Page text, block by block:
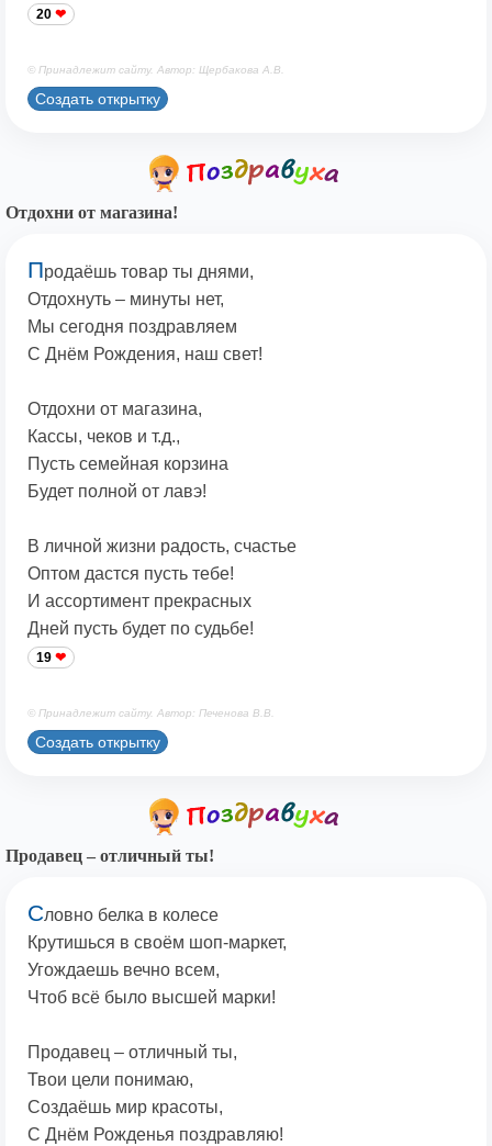
20
© Принадлежит сайту. Автор: Щербакова А.В.
Создать открытку
Отдохни от магазина!
Продаёшь товар ты днями,
Отдохнуть – минуты нет,
Мы сегодня поздравляем
С Днём Рождения, наш свет!
Отдохни от магазина,
Кассы, чеков и т.д.,
Пусть семейная корзина
Будет полной от лавэ!
В личной жизни радость, счастье
Оптом дастся пусть тебе!
И ассортимент прекрасных
Дней пусть будет по судьбе!
19
© Принадлежит сайту. Автор: Печенова В.В.
Создать открытку
Продавец – отличный ты!
Словно белка в колесе
Крутишься в своём шоп-маркет,
Угождаешь вечно всем,
Чтоб всё было высшей марки!
Продавец – отличный ты,
Твои цели понимаю,
Создаёшь мир красоты,
С Днём Рожденья поздравляю!